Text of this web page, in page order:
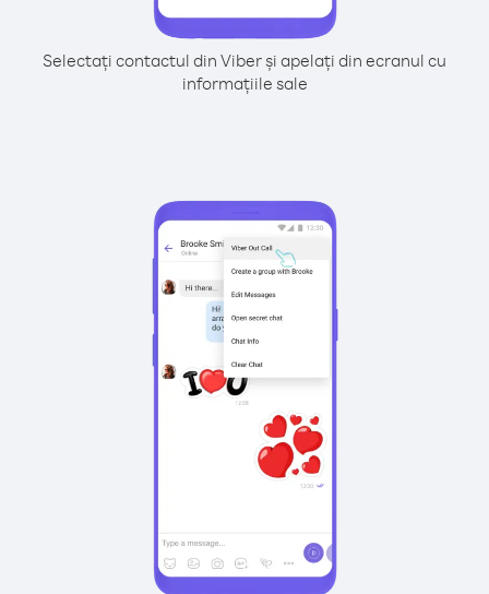
Selectați contactul din Viber și apelați din ecranul cu
informațiile sale